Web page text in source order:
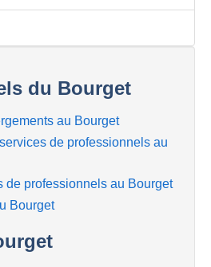
du Bourget
au Bourget
de professionnels au
de professionnels au Bourget
Bourget